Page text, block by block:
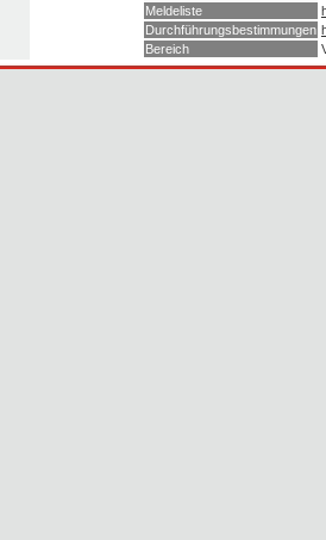
Meldeliste
Durchführungsbestimmungen
Bereich